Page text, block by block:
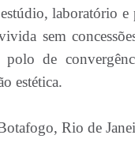
laboratório
sem
de
estética.
Rio de